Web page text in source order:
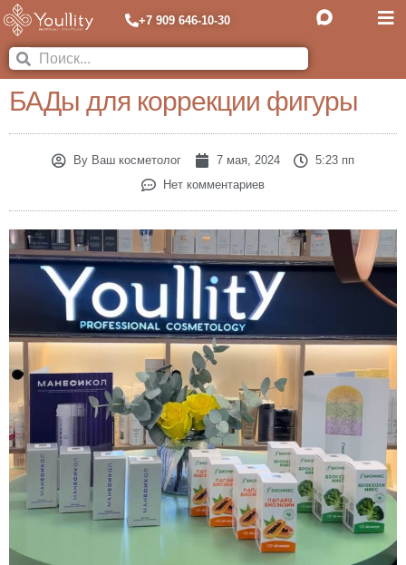
+7 909 646-10-30
БАДы для коррекции фигуры
By Ваш косметолог 7 мая, 2024
5:23 пп
Нет комментариев